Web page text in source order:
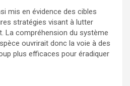
mis en évidence des cibles
stratégies visant à lutter
La compréhension du système
ouvrirait donc la voie à des
plus efficaces pour éradiquer